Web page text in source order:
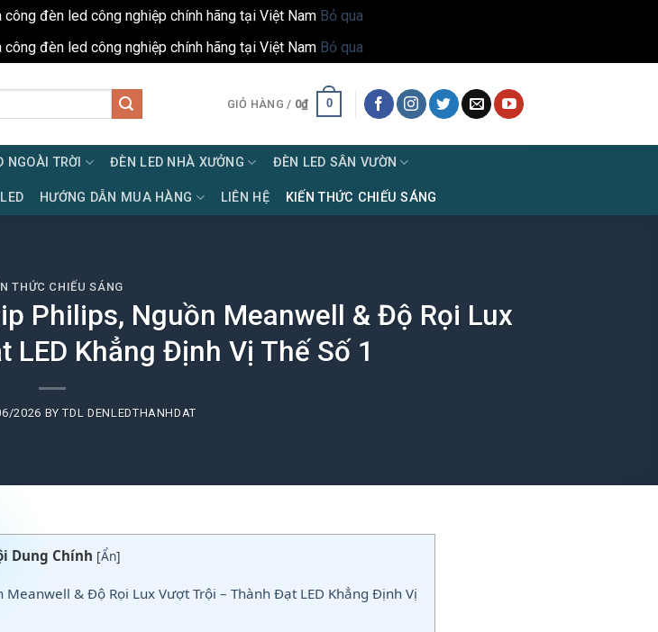
đèn led công nghiệp chính hãng tại Việt Nam Bỏ qua
đèn led công nghiệp chính hãng tại Việt Nam Bỏ qua
GIỎ HÀNG / 0₫ 0
NGOÀI TRỜI ĐÈN LED NHÀ XƯỞNG ĐÈN LED SÂN VƯỜN
HƯỚNG DẪN MUA HÀNG LIÊN HỆ KIẾN THỨC CHIẾU SÁNG
THỨC CHIẾU SÁNG
Philips, Nguồn Meanwell & Độ Rọi Lux
Khẳng Định Vị Thế Số 1
2026 BYTDL DENLEDTHANHDAT
Dung Chính [Ẩn]
& Độ Rọi Lux Vượt Trội – Thành Đạt LED Khẳng Định Vị